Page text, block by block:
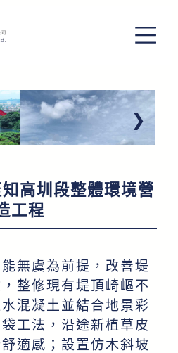
降低熱島效應。
高圳段整體環境營
工程
無虞為前提，改善堤
整修現有堤頂崎嶇不
混凝土並結合地景彩
工法，沿途新植草皮
適感；設置仿木斜坡